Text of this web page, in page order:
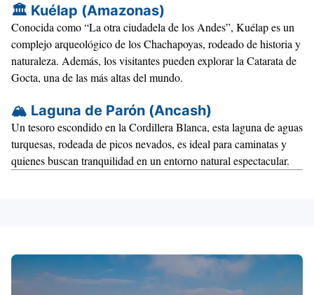
🏛️ Kuélap (Amazonas)
Conocida como“La otra ciudadela de los Andes”, Kuélap es un
complejo arqueológicode losChachapoyas, rodeado de historia y
naturaleza. Además, los visitantes pueden explorar la Catarata de
Gocta, una de las más altas del mundo.
🏔️ Laguna de Parón (Ancash)
Un tesoro escondidoen la Cordillera Blanca, esta laguna de aguas
turquesas, rodeada depicos nevados, es ideal para caminatasy
quienes buscan tranquilidad en un entorno natural espectacular.